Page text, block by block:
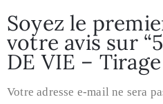
Soyez le
votre avis sur
DE VIE –
Votre adresse e-mail ne sera